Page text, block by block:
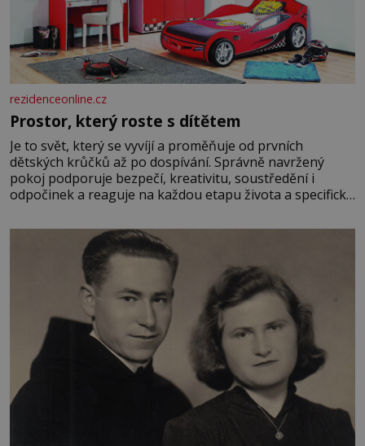
rezidenceonline.cz
Prostor, který roste s dítětem
Je to svět, který se vyvíjí a proměňuje od prvních
dětských krůčků až po dospívání. Správně navržený
pokoj podporuje bezpečí, kreativitu, soustředění i
odpočinek a reaguje na každou etapu života a specifické
měkkost a bezpečí, proto by pokoj miminka měl působit
především klidně a útulně. Předškolní věk je